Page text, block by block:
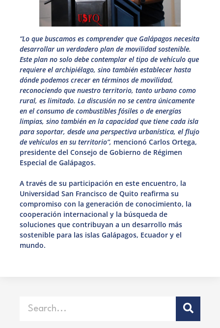
“Lo que buscamos es comprender que Galápagos necesita
desarrollar un verdadero plan de movilidad sostenible.
Este plan no solo debe contemplar el tipo de vehículo que
requiere el archipiélago, sino también establecer hasta
dónde podemos crecer en términos de movilidad,
reconociendo que nuestro territorio, tanto urbano como
rural, es limitado. La discusión no se centra únicamente
en el consumo de combustibles fósiles o de energías
limpias, sino también en la capacidad que tiene cada isla
para soportar, desde una perspectiva urbanística, el flujo
de vehículos en su territorio”, mencionó Carlos Ortega,
presidente del Consejo de Gobierno de Régimen
Especial de Galápagos.
A través de su participación en este encuentro, la
Universidad San Francisco de Quito reafirma su
compromiso con la generación de conocimiento, la
cooperación internacional y la búsqueda de
soluciones que contribuyan a un desarrollo más
sostenible para las islas Galápagos, Ecuador y el
mundo.